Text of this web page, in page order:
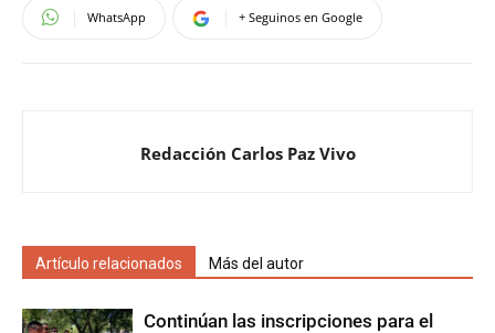
WhatsApp + Seguinos en Google
Redacción Carlos Paz Vivo
Artículo relacionados Más del autor
Continúan las inscripciones para el